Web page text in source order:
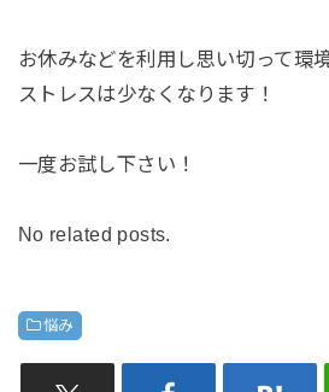
お休みなどを利用し思い切って環
ストレスは少なくなります！
一度お試し下さい！
No related posts.
悩み